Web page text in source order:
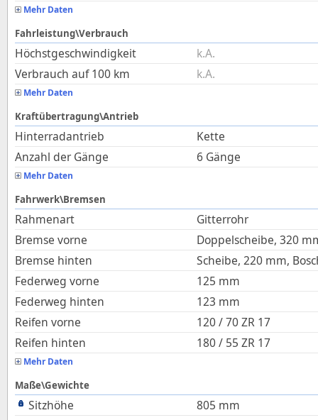
Mehr Daten
Fahrleistung\Verbrauch
Höchstgeschwindigkeit
k.A.
Verbrauch auf 100 km
k.A.
Mehr Daten
Kraftübertragung\Antrieb
Hinterradantrieb
Kette
Anzahl der Gänge
6 Gänge
Mehr Daten
Fahrwerk\Bremsen
Rahmenart
Gitterrohr
Bremse vorne
Doppelscheibe, 320
Bremse hinten
Scheibe, 220 mm,
Federweg vorne
125 mm
Federweg hinten
123 mm
Reifen vorne
120 / 70 ZR 17
Reifen hinten
180 / 55 ZR 17
Mehr Daten
Maße\Gewichte
Sitzhöhe 805 mm